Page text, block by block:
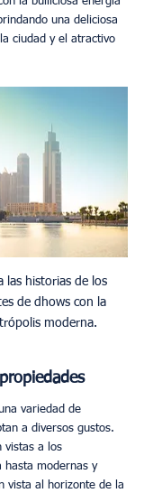
una deliciosa
ciudad y el atractivo
de dhows con la
moderna.
variedad de
a diversos gustos.
vistas a los
hasta modernas y
vista al horizonte de la